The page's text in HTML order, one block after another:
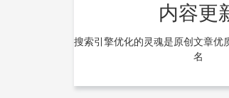
内容更
搜索引擎优化的灵魂是原创文章优
名